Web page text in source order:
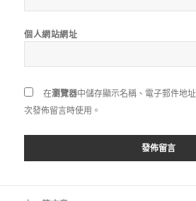
個人網站網址
在瀏覽器中儲存顯示名稱、電子郵件地
次發佈留言時使用。